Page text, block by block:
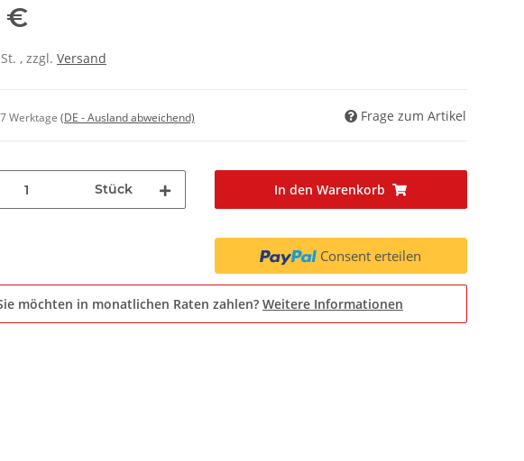
€
, zzgl. Versand
Werktage (DE - Ausland abweichend) Frage zum Artikel
Stück In den Warenkorb
Consent erteilen
möchten in monatlichen Raten zahlen? Weitere Informationen